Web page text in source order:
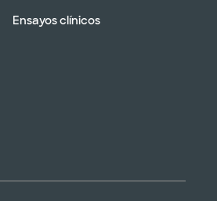
Ensayos clínicos